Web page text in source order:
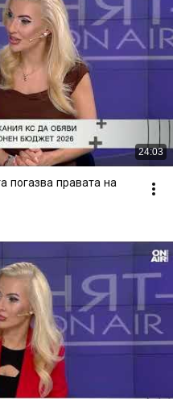
24:03
погазва правата на